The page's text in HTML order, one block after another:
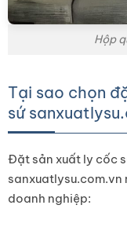
Hộp
Tại sao chọn
sứ
Đặt sản xuất ly cốc
sanxuatlysu.com.vn
doanh nghiệp: